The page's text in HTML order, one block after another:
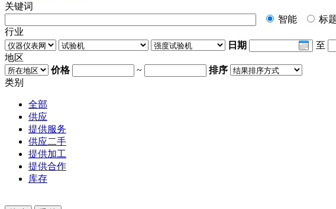
关键词
智能
标
行业
日期
至
地区
价格
~
排序
类别
全部
供应
提供服务
供应二手
提供加工
提供合作
库存